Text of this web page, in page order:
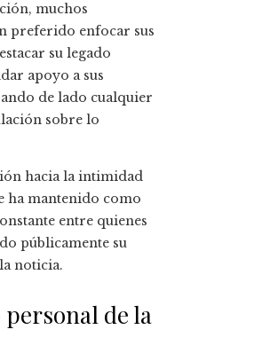
muchos
preferido enfocar sus
su legado
apoyo a sus
de lado cualquier
sobre lo
hacia la intimidad
ha mantenido como
entre quienes
públicamente su
noticia.
personal de la